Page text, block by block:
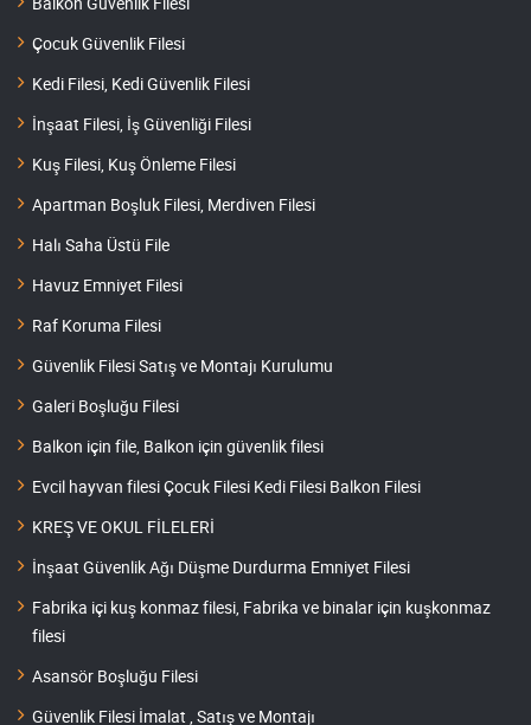
Çocuk Güvenlik Filesi
Kedi Filesi, Kedi Güvenlik Filesi
İnşaat Filesi, İş Güvenliği Filesi
Kuş Filesi, Kuş Önleme Filesi
Apartman Boşluk Filesi, Merdiven Filesi
Halı Saha Üstü File
Havuz Emniyet Filesi
Raf Koruma Filesi
Güvenlik Filesi Satış ve Montajı Kurulumu
Galeri Boşluğu Filesi
Balkon için file, Balkon için güvenlik filesi
Evcil hayvan filesi Çocuk Filesi Kedi Filesi Balkon Filesi
KREŞ VE OKUL FİLELERİ
İnşaat Güvenlik Ağı Düşme Durdurma Emniyet Filesi
Fabrika içi kuş konmaz filesi, Fabrika ve binalar için kuşkonmaz
filesi
Asansör Boşluğu Filesi
Güvenlik Filesi İmalat , Satış ve Montajı